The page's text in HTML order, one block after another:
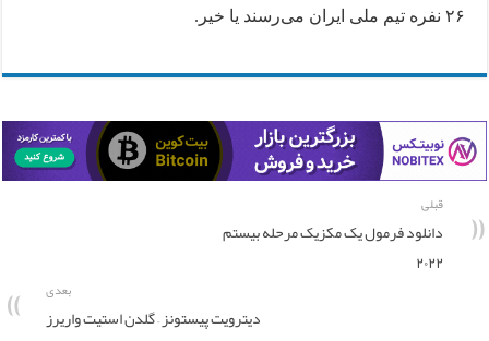
۲۶ نفره تیم ملی ایران می‌رسند یا خیر.
قبلی
دانلود فرمول یک مکزیک مرحله بیستم
۲۰۲۲
بعدی
دیترویت پیستونز – گلدن استیت واریرز